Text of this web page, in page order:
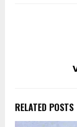
RELATED POSTS